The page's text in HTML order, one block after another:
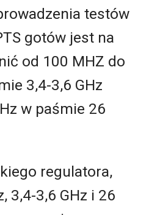
testów
gotów jest na
od 100 MHZ do
3,4-3,6 GHz
w paśmie 26
regulatora,
3,4-3,6 GHz i 26